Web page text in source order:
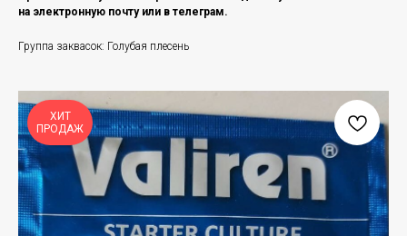
на электронную почту или в телеграм.
Группа заквасок: Голубая плесень
ХИТ
ПРОДАЖ